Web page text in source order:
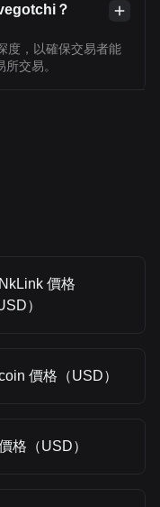
？
度，以確保交易者能
交易。
價格
）
價格（USD）
格（USD）